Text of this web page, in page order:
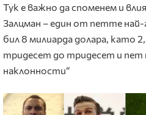
Тук е важно да споменем и
Залцман – един от петте
бил 8 милиарда долара, като
тридесет до тридесет и пет
наклонности“